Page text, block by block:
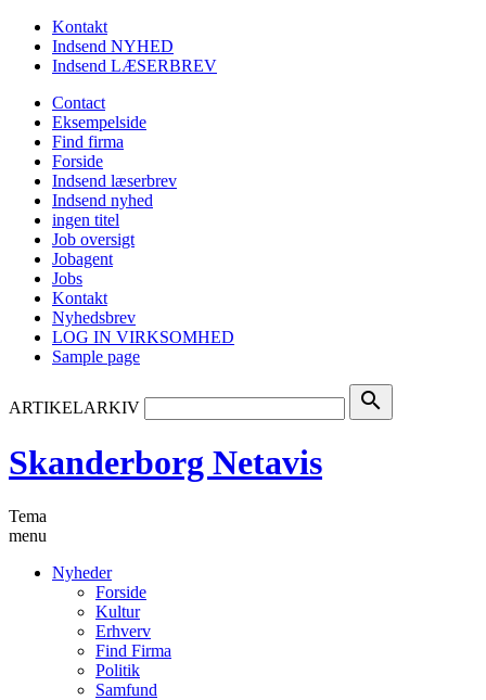
Kontakt
Indsend NYHED
Indsend LÆSERBREV
Contact
Eksempelside
Find firma
Forside
Indsend læserbrev
Indsend nyhed
ingen titel
Job oversigt
Jobagent
Jobs
Kontakt
Nyhedsbrev
LOG IN VIRKSOMHED
Sample page
ARTIKELARKIV search
Skanderborg Netavis
Tema
menu
Nyheder
Forside
Kultur
Erhverv
Find Firma
Politik
Samfund